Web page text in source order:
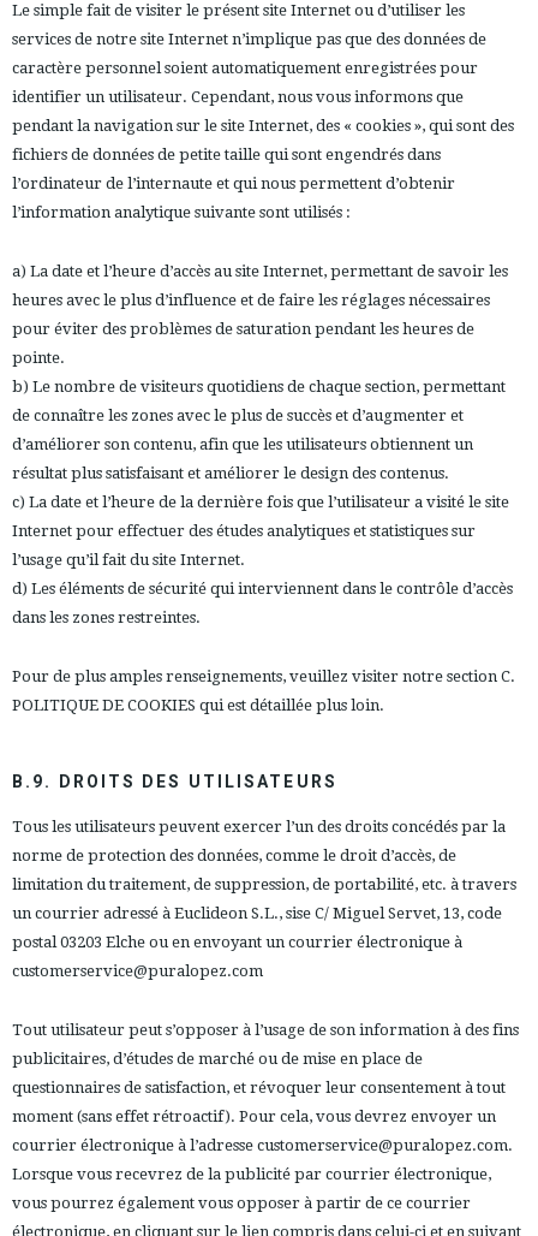
Le simple fait de visiter le présent site Internet ou d’utiliser les
services de notre site Internet n’implique pas que des données de
caractère personnel soient automatiquement enregistrées pour
identifier un utilisateur. Cependant, nous vous informons que
pendant la navigation sur le site Internet, des « cookies », qui sont des
fichiers de données de petite taille qui sont engendrés dans
l’ordinateur de l’internaute et qui nous permettent d’obtenir
l’information analytique suivante sont utilisés :
a) La date et l’heure d’accès au site Internet, permettant de savoir les
heures avec le plus d’influence et de faire les réglages nécessaires
pour éviter des problèmes de saturation pendant les heures de
pointe.
b) Le nombre de visiteurs quotidiens de chaque section, permettant
de connaître les zones avec le plus de succès et d’augmenter et
d’améliorer son contenu, afin que les utilisateurs obtiennent un
résultat plus satisfaisant et améliorer le design des contenus.
c) La date et l’heure de la dernière fois que l’utilisateur a visité le site
Internet pour effectuer des études analytiques et statistiques sur
l’usage qu’il fait du site Internet.
d) Les éléments de sécurité qui interviennent dans le contrôle d’accès
dans les zones restreintes.
Pour de plus amples renseignements, veuillez visiter notre section C.
POLITIQUE DE COOKIES qui est détaillée plus loin.
B.9. DROITS DES UTILISATEURS
Tous les utilisateurs peuvent exercer l’un des droits concédés par la
norme de protection des données, comme le droit d’accès, de
limitation du traitement, de suppression, de portabilité, etc. à travers
un courrier adressé à Euclideon S.L., sise C/ Miguel Servet, 13, code
postal 03203 Elche ou en envoyant un courrier électronique à
customerservice@puralopez.com
Tout utilisateur peut s’opposer à l’usage de son information à des fins
publicitaires, d’études de marché ou de mise en place de
questionnaires de satisfaction, et révoquer leur consentement à tout
moment (sans effet rétroactif). Pour cela, vous devrez envoyer un
courrier électronique à l’adresse customerservice@puralopez.com.
Lorsque vous recevrez de la publicité par courrier électronique,
vous pourrez également vous opposer à partir de ce courrier
électronique, en cliquant sur le lien compris dans celui-ci et en suivant